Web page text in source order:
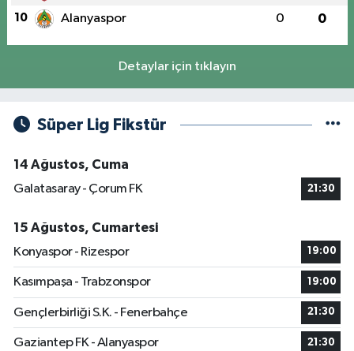
10 Alanyaspor 0 0
Detaylar için tıklayın
Süper Lig Fikstür
14 Ağustos, Cuma
Galatasaray - Çorum FK
21:30
15 Ağustos, Cumartesi
Konyaspor - Rizespor
19:00
Kasımpaşa - Trabzonspor 19:00
Gençlerbirliği S.K. - Fenerbahçe 21:30
Gaziantep FK - Alanyaspor 21:30